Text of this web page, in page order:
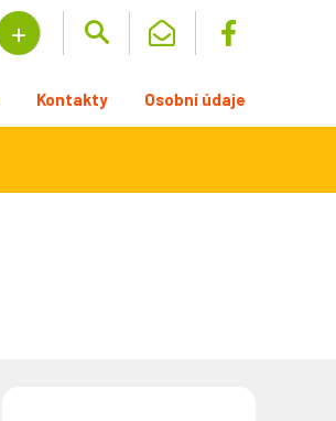
Kontakty Osobní údaje